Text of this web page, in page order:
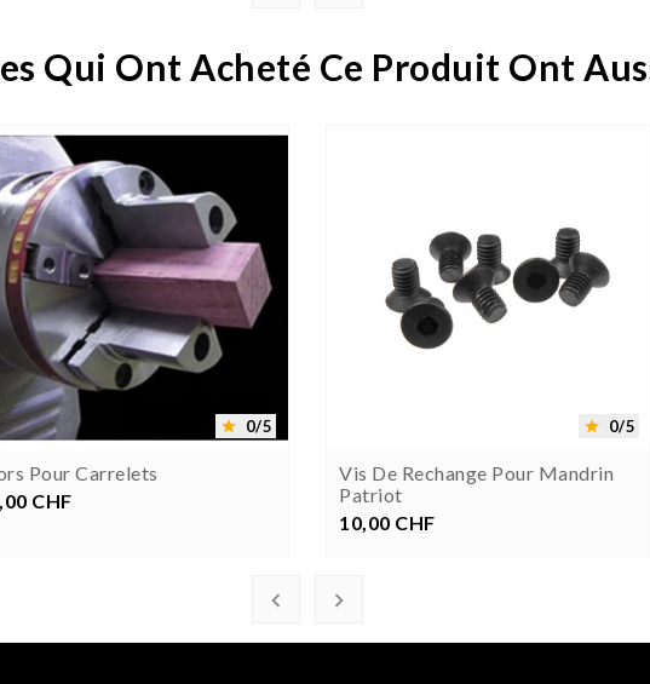
Qui Ont Acheté Ce Produit Ont
 0/5
Pour Carrelets
Prix
CHF

 0/5
Vis De Rechange Pour Mandrin
Patriot
Prix
10,00 CHF
 